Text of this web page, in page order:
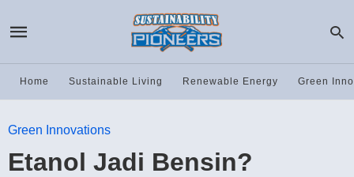
Home Sustainable Living Renewable Energy Green
Green Innovations
Etanol Jadi Bensin?